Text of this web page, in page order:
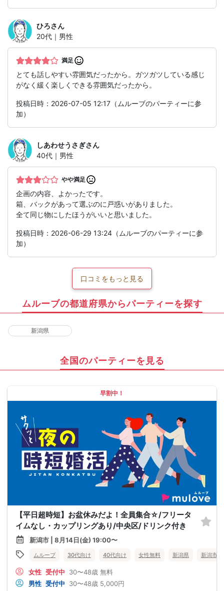
ひろさん
20代｜男性
満足
とても話しやすい雰囲気だったから。ガツガツしている感じ
がなく緩く楽しくできる雰囲気だったから。
投稿日時：2026-07-05 12:17（ムルーブのパーティーに参
加）
しあわせうさぎさん
40代｜男性
やや満足
企画の内容、よかったです。
箱、バックがあって選ぶのに戸惑いがありました。
全て同じ物にしたほうがいいと思いました。
投稿日時：2026-06-29 13:24（ムルーブのパーティーに参
加）
口コミをもっと見る
ムルーブの都道府県からパーティーを探す
新潟県
全国のパーティーを見る
早割中！
【平日超時短】お盆休みだよ！全員集合☆/フリータ
イムなし・カップリングあり/中央区/ドリンク付き
新潟市 | 8月14日(金) 19:00〜
ムルーブ 30代向け 40代向け 女性無料 新潟県 新潟市
女性 受付中 30〜48歳 無料
男性 受付中 30〜48歳 5,000円